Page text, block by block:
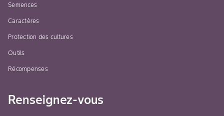
Semences
Caractères
Protection des cultures
Outils
Récompenses
Renseignez-vous